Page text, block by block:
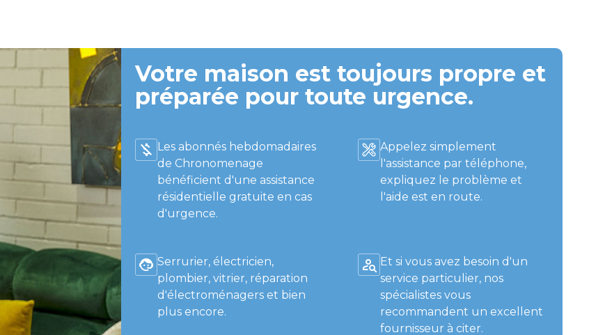
Votre maison est toujours propre et
préparée pour toute urgence.
Les abonnés hebdomadaires
de Chronomenage
bénéficient d'une assistance
résidentielle gratuite en cas
d'urgence.
Appelez simplement
l'assistance par téléphone,
expliquez le problème et
l'aide est en route.
Serrurier, électricien,
plombier, vitrier, réparation
d'électroménagers et bien
plus encore.
Et si vous avez besoin d'un
service particulier, nos
spécialistes vous
recommandent un excellent
fournisseur à citer.